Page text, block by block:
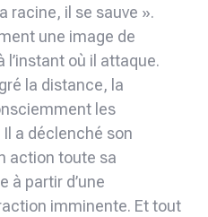
racine, il se sauve ».
une image de
l’instant où il attaque.
la distance, la
les
a déclenché son
action toute sa
à partir d’une
imminente. Et tout